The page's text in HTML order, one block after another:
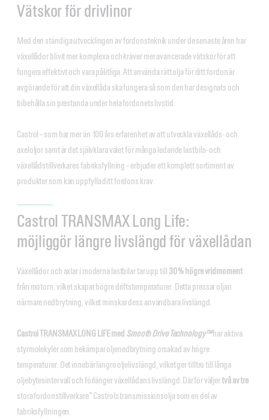
Vätskor för drivlinor
Med den ständiga utvecklingen av fordonsteknik under de senaste åren har
växellådor blivit mer komplexa och kräver mer avancerade vätskor för att
fungera effektivt och vara pålitliga. Att använda rätt olja för ditt fordon är
avgörande för att din växellåda ska fungera så som den har designats och
bibehålla sin prestanda under hela fordonets livstid.
Castrol – som har mer än 100 års erfarenhet av att utveckla växellåds- och
axeloljor samt är det självklara valet för många ledande lastbils- och
växellådstillverkares fabriksfyllning – erbjuder ett komplett sortiment av
produkter som kan uppfylla ditt fordons krav.
Castrol TRANSMAX Long Life:
möjliggör längre livslängd för växellådan
Växellådor och axlar i moderna lastbilar tar upp till 30 % högre vridmoment
från motorn, vilket skapar högre driftstemperaturer. Detta pressar oljan
närmare nedbrytning, vilket minskar dess användbara livslängd.
Castrol TRANSMAX LONG LIFE med Smooth Drive Technology™har aktiva
styrmolekyler som bekämpar oljenedbrytning orsakad av högre
temperaturer. Det innebär längre oljelivslängd, vilket ger tilltro till långa
oljebytesintervall och förlänger växellådans livslängd. Därför väljertvå av tre
stora fordonstillverkare* Castrols transmissionsolja som en del av
fabriksfyllningen.